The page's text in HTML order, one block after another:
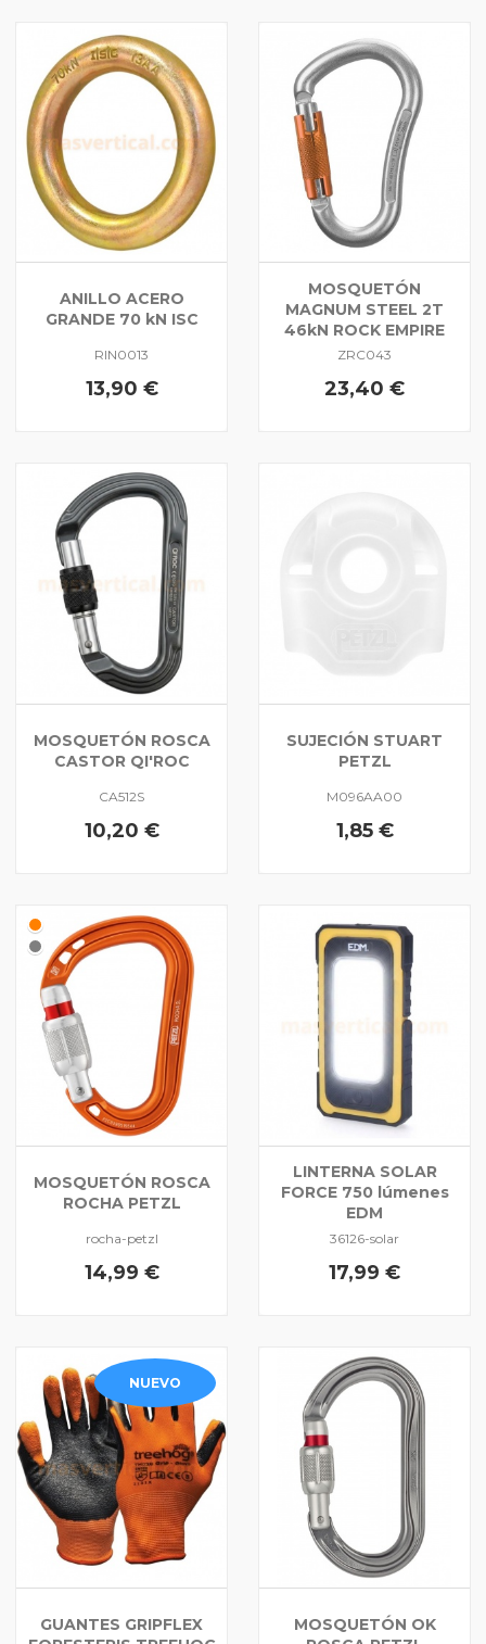
ANILLO ACERO
GRANDE 70 kN ISC
RIN0013
13,90 €
MOSQUETÓN
MAGNUM STEEL 2T
46kN ROCK EMPIRE
ZRC043
23,40 €
MOSQUETÓN ROSCA
CASTOR QI'ROC
CA512S
10,20 €
SUJECIÓN STUART
PETZL
M096AA00
1,85 €
MOSQUETÓN ROSCA
ROCHA PETZL
rocha-petzl
14,99 €
LINTERNA SOLAR
FORCE 750 lúmenes
EDM
36126-solar
17,99 €
NUEVO
GUANTES GRIPFLEX
MOSQUETÓN OK